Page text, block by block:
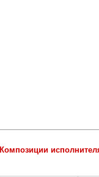
Композиции